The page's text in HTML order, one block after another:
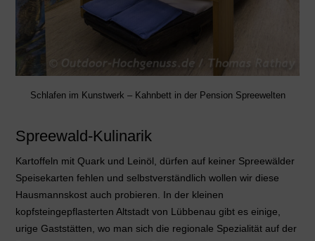
Schlafen im Kunstwerk – Kahnbett in der Pension Spreewelten
Spreewald-Kulinarik
Kartoffeln mit Quark und Leinöl, dürfen auf keiner Spreewälder
Speisekarten fehlen und selbstverständlich wollen wir diese
Hausmannskost auch probieren. In der kleinen
kopfsteingepflasterten Altstadt von Lübbenau gibt es einige,
urige Gaststätten, wo man sich die regionale Spezialität auf der